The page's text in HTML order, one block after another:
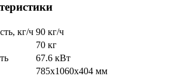
кг/ч 90 кг/ч
70 кг
67.6 кВт
785x1060x404 мм